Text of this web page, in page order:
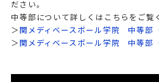
ださい。
中等部について詳しくはこちらをご覧
＞関メディベースボール学院 中等部（
＞関メディベースボール学院 中等部（